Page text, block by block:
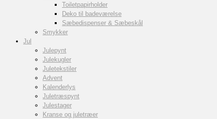
Toiletpapirholder
Deko til badeværelse
Sæbedispenser & Sæbeskål
Smykker
Jul
Julepynt
Julekugler
Juletekstiler
Advent
Kalenderlys
Juletræspynt
Julestager
Kranse og juletræer